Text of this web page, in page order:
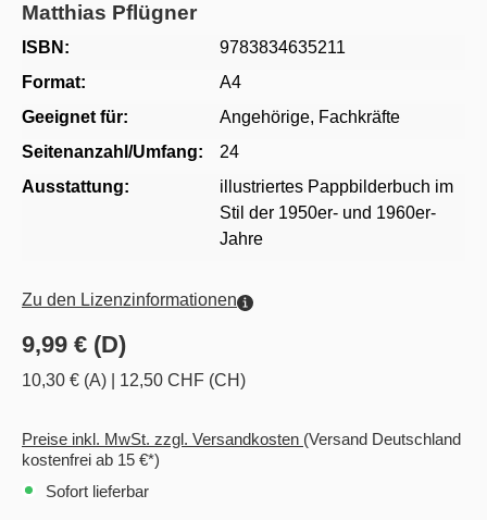
Matthias Pflügner
ISBN:
9783834635211
Format:
A4
Geeignet für:
Angehörige, Fachkräfte
Seitenanzahl/Umfang:
24
Ausstattung:
illustriertes Pappbilderbuch im
Stil der 1950er- und 1960er-
Jahre
Zu den Lizenzinformationen
9,99 € (D)
10,30 € (A) 12,50 CHF (CH)
Preise inkl. MwSt. zzgl. Versandkosten (Versand Deutschland
kostenfrei ab 15 €*)
Sofort lieferbar